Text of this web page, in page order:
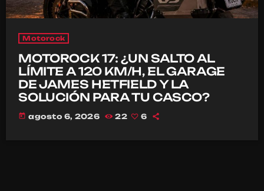
Motorock
MOTOROCK 17: ¿UN SALTO AL
LÍMITE A 120 KM/H, EL GARAGE
DE JAMES HETFIELD Y LA
SOLUCIÓN PARA TU CASCO?
today agosto 6, 2026 22 6